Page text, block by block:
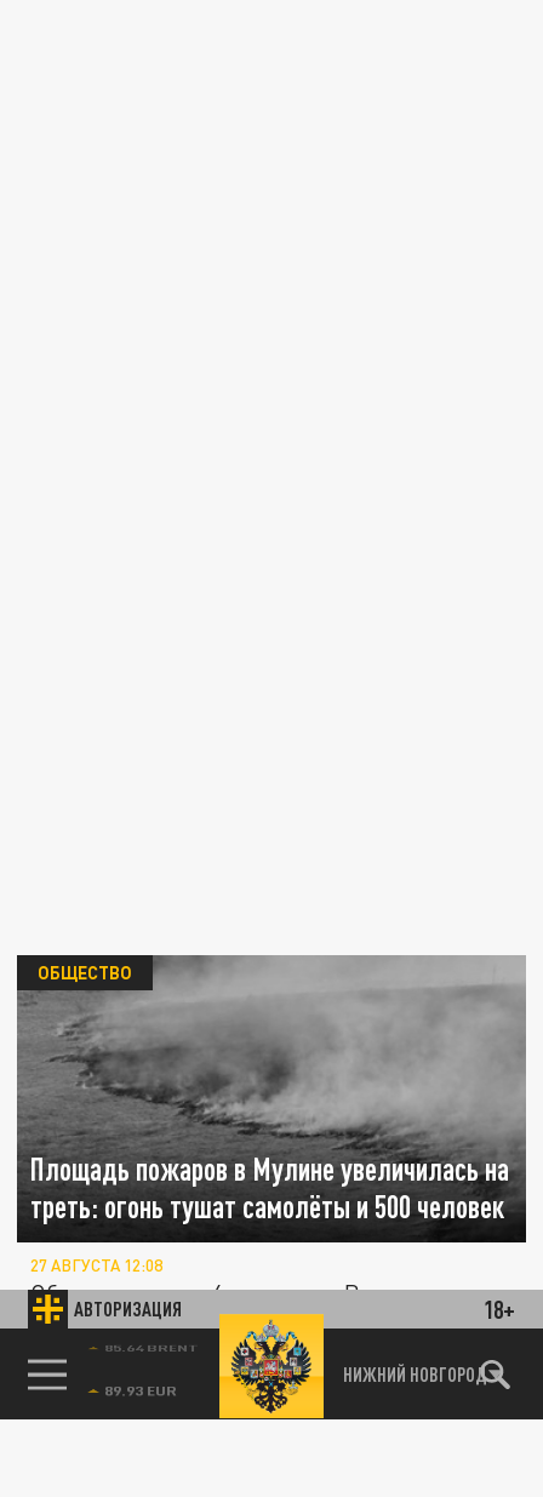
АВТОРИЗАЦИЯ 18+
НИЖНИЙ НОВГОРОД
Площадь пожаров в Мулине увеличилась на
треть: огонь тушат самолёты и 500 человек
ОБЩЕСТВО
27 АВГУСТА 12:08
Общая площадь 4 пожаров в Володарском
районе составляет 320 га, которые тушат
около 500 человек. Об этом...
3 очага пожаров действуют на Мулинском